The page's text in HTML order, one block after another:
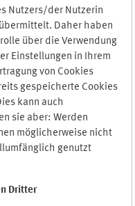
Nutzers/der Nutzerin
Daher haben
über die Verwendung
Einstellungen in Ihrem
von Cookies
gespeicherte Cookies
kann auch
sie aber: Werden
möglicherweise nicht
genutzt
Dritter